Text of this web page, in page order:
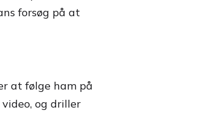
forsøg på at
at følge ham på
og driller